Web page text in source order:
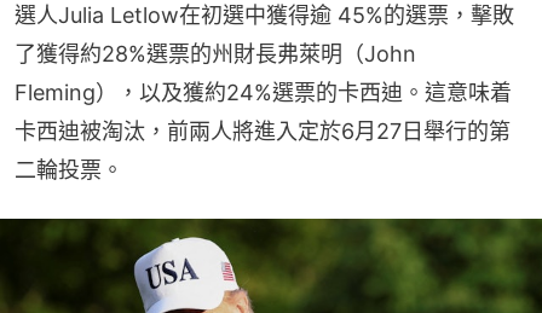
選人Julia Letlow在初選中獲得逾 45%的選票，擊敗
了獲得約28%選票的州財長弗萊明（John
Fleming），以及獲約24%選票的卡西迪。這意味着
卡西迪被淘汰，前兩人將進入定於6月27日舉行的第
二輪投票。